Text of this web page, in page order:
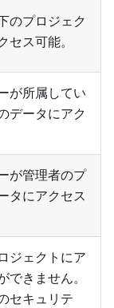
のプロジェク
セス可能。
が所属してい
データにアク
が管理者のプ
タにアクセス
ジェクトにア
できません。
セキュリテ